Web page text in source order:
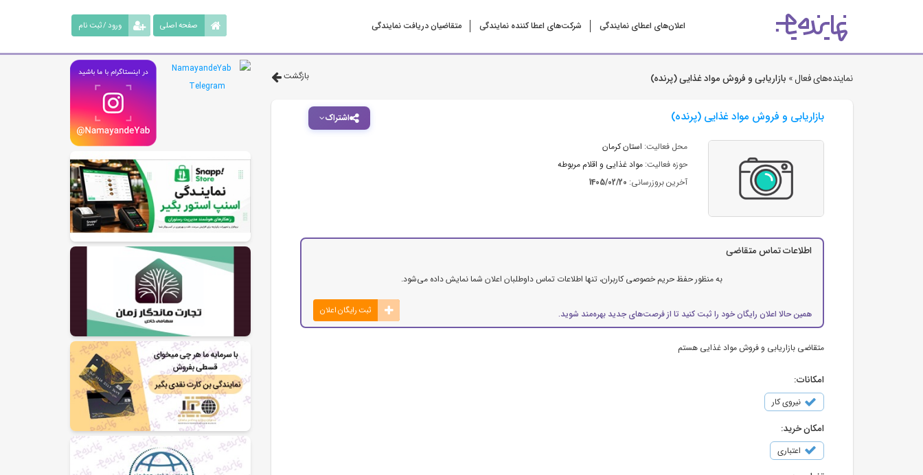
اعلان‌های اعطای نمایندگی شرکت‌‌های اعطا کننده نمایندگی متقاضیان دریافت نمایندگی ورود / ثبت نام صفحه اصلی
نماینده‌های فعال » بازاریابی و فروش مواد غذایی (پرنده) بازگشت
اشتراک بازاریابی و فروش مواد غذایی (پرنده)
محل فعالیت: استان كرمان
حوزه فعالیت: مواد غذایی و اقلام مربوطه
آخرین بروزرسانی: 1405/02/20
اطلاعات تماس متقاضی
به منظور حفظ حریم خصوصی کاربران، تنها اطلاعات تماس داوطلبان اعلان شما نمایش داده می‌شود.
همین حالا اعلان رایگان خود را ثبت کنید تا از فرصت‌های جدید بهره‌مند شوید. ثبت رایگان اعلان
متقاضی بازاریابی و فروش مواد غذایی هستم
امکانات:
نیروی کار
امکان خرید:
اعتباری